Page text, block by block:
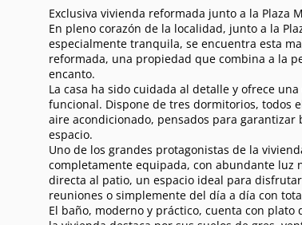
Exclusiva vivienda reformada junto a la Plaza
En pleno corazón de la localidad, junto a la
especialmente tranquila, se encuentra esta
reformada, una propiedad que combina a la
encanto.
La casa ha sido cuidada al detalle y ofrece
funcional. Dispone de tres dormitorios, todos
aire acondicionado, pensados para
espacio.
Uno de los grandes protagonistas de la
completamente equipada, con abundante luz
directa al patio, un espacio ideal para
reuniones o simplemente del día a día con
El baño, moderno y práctico, cuenta con plato